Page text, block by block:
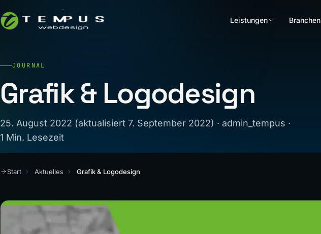
Leistungen Branchen
JOURNAL
Grafik & Logodesign
25. August 2022 (aktualisiert 7. September 2022) · admin_tempus ·
1 Min. Lesezeit
Start Aktuelles Grafik & Logodesign